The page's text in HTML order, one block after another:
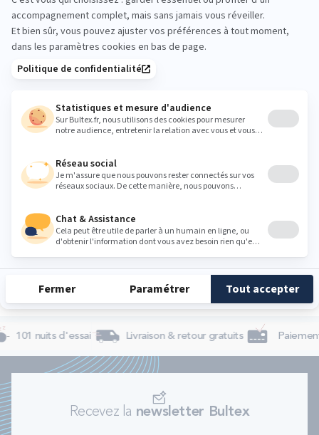
Heures
Mardi 10:00 - 12:00
Mercredi 10:00 - 12:00 14:00 - 19:00
Vendredi 10:00 - 12:00 14:00 - 19:00
Dimanche
101 nuits d'essai Livraison & retour gratuits
Recevez la newsletter Bultex